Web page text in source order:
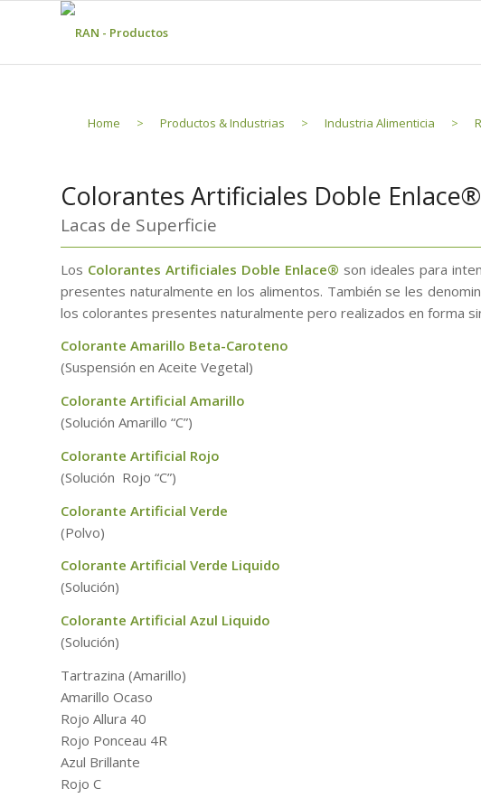
Home > Productos & Industrias > Industria Alimenticia >
Colorantes Artificiales Doble Enlace®
Lacas de Superficie
Los Colorantes Artificiales Doble Enlace® son ideales para
presentes naturalmente en los alimentos. También se les
los colorantes presentes naturalmente pero realizados en forma
Colorante Amarillo Beta-Caroteno
(Suspensión en Aceite Vegetal)
Colorante Artificial Amarillo
(Solución Amarillo “C”)
Colorante Artificial Rojo
(Solución Rojo “C”)
Colorante Artificial Verde
(Polvo)
Colorante Artificial Verde Liquido
(Solución)
Colorante Artificial Azul Liquido
(Solución)
Tartrazina (Amarillo)
Amarillo Ocaso
Rojo Allura 40
Rojo Ponceau 4R
Azul Brillante
Rojo C